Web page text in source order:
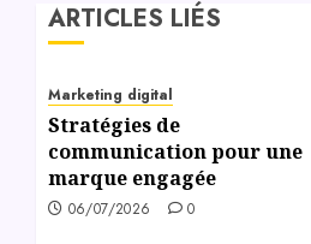
ARTICLES LIÉS
Marketing digital
Stratégies de
communication pour une
marque engagée
06/07/2026 0